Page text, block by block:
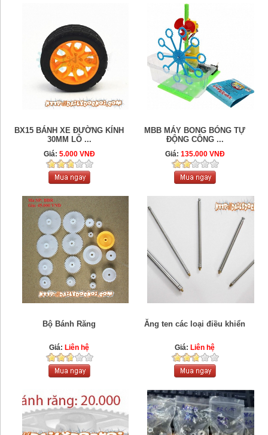
BX15 BÁNH XE ĐƯỜNG KÍNH
30MM LỖ ...
Giá: 5.000 VNĐ
MBB MÁY BONG BÓNG TỰ
ĐỘNG CÔNG ...
Giá: 135.000 VNĐ
Bộ Bánh Răng
Giá:Liên hệ
Ăng ten các loại điều khiển
Giá:Liên hệ